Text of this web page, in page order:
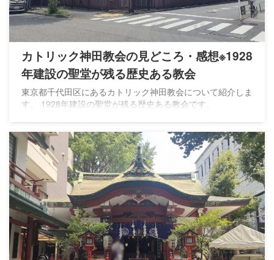
カトリック神田教会の見どころ・感想※1928
年建設の聖堂が残る歴史ある教会
東京都千代田区にあるカトリック神田教会について紹介しま
す。 1928年建設の聖堂が残る歴史ある教会です。